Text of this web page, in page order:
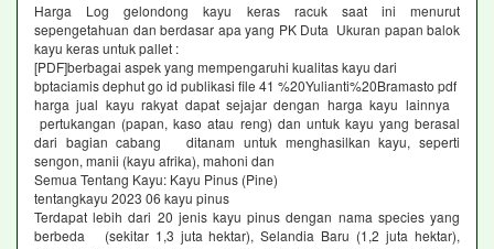
Harga Log gelondong kayu keras racuk saat ini menurut
sepengetahuan dan berdasar apa yang PK Duta Ukuran papan balok
kayu keras untuk pallet :
[PDF]berbagai aspek yang mempengaruhi kualitas kayu dari
bptaciamis dephut go id publikasi file 41 %20Yulianti%20Bramasto pdf
harga jual kayu rakyat dapat sejajar dengan harga kayu lainnya
pertukangan (papan, kaso atau reng) dan untuk kayu yang berasal
dari bagian cabang ditanam untuk menghasilkan kayu, seperti
sengon, manii (kayu afrika), mahoni dan
Semua Tentang Kayu: Kayu Pinus (Pine)
tentangkayu 2023 06 kayu pinus
Terdapat lebih dari 20 jenis kayu pinus dengan nama species yang
berbeda (sekitar 1,3 juta hektar), Selandia Baru (1,2 juta hektar),